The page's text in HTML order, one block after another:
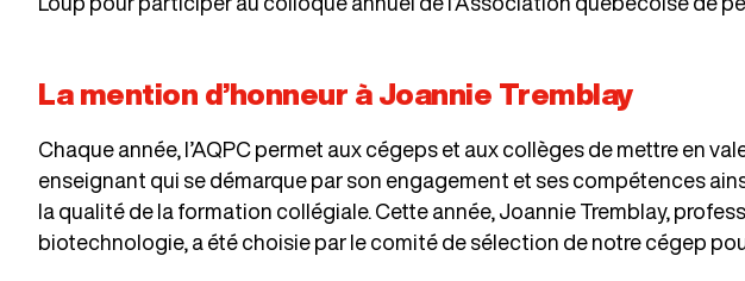
La mention d’honneur à Joannie Tremblay
Chaque année, l’AQPC permet aux cégeps et aux collèges de mettre en
enseignant qui se démarque par son engagement et ses compétences
la qualité de la formation collégiale. Cette année, Joannie Tremblay,
biotechnologie, a été choisie par le comité de sélection de notre cégep